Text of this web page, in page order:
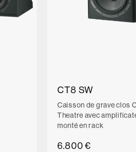
CT8 SW
Caisson de grave clos
Theatre avec
monté en rack
6.800 €